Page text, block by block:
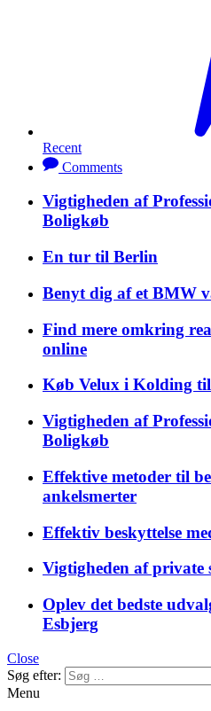
Recent
Comments
Vigtigheden af
Boligkøb
En tur til Berlin
Benyt dig af et BMW
Find mere omkring
online
Køb Velux i Kolding
Vigtigheden af
Boligkøb
Effektive metoder til
ankelsmerter
Effektiv beskyttelse
Vigtigheden af private
Oplev det bedste
Esbjerg
Close
Søg efter:
Menu